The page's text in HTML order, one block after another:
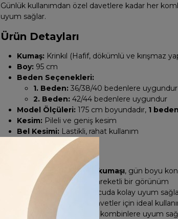
Günlük kullanımdan özel davetlere kadar her
uyum sağlar.
Ürün Detayları
Kumaş: Krinkıl (Hafif, dökümlü ve kırışmaz
Boy: 95 cm
Beden Seçenekleri:
1. Beden: 36/38/40 bedenlere uygundur
2. Beden: 42/44 bedenlere uygundur
Model Ölçüleri: 175 cm boyundadır, 1
Kesim: Pileli ve geniş kesim
Bel Kesimi: Lastikli, rahat kullanım
Ürün Özellikleri
✔ Hafif ve kırışmaz krinkıl kumaşı, gün boyu
✔ Pileli tasarımı ile şık ve hareketli bir görünüm
✔ Lastikli beli sayesinde vücuda kolay uyum
✔ Günlük, casual ve özel davetler için ideal
✔ Hem spor hem de klasik kombinlere uyum